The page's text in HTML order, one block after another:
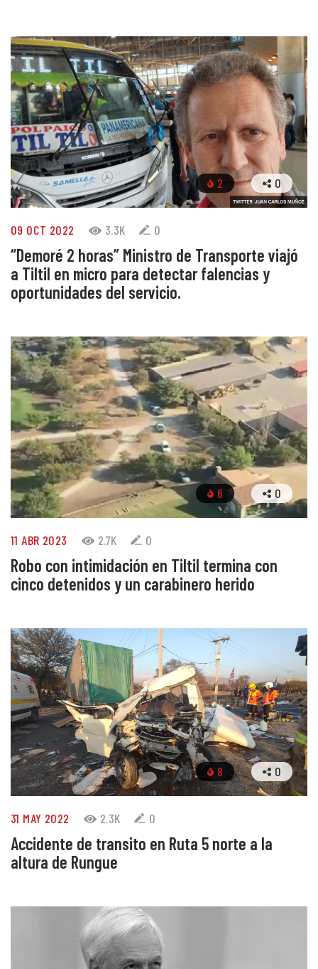
2 0
09 OCT 2022 3.3K 0
“Demoré 2 horas” Ministro de Transporte viajó
a Tiltil en micro para detectar falencias y
oportunidades del servicio.
6 0
11 ABR 2023 2.7K 0
Robo con intimidación en Tiltil termina con
cinco detenidos y un carabinero herido
8 0
31 MAY 2022 2.3K 0
Accidente de transito en Ruta 5 norte a la
altura de Rungue